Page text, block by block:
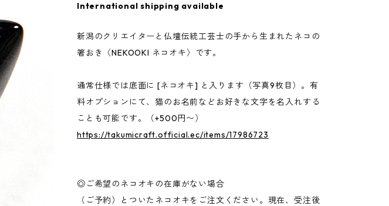
International shipping available
新潟のクリエイターと仏壇伝統工芸士の手から生まれたネコの
箸おき〈NEKOOKI ネコオキ〉です。
通常仕様では底面に [ネコオキ] と入ります（写真9枚目）。有
料オプションにて、猫のお名前などお好きな文字を名入れする
ことも可能です。（+500円〜）
https://takumicraft.official.ec/items/17986723
◎ご希望のネコオキの在庫がない場合
（ご予約）とついたネコオキをご注文ください。現在、受注後